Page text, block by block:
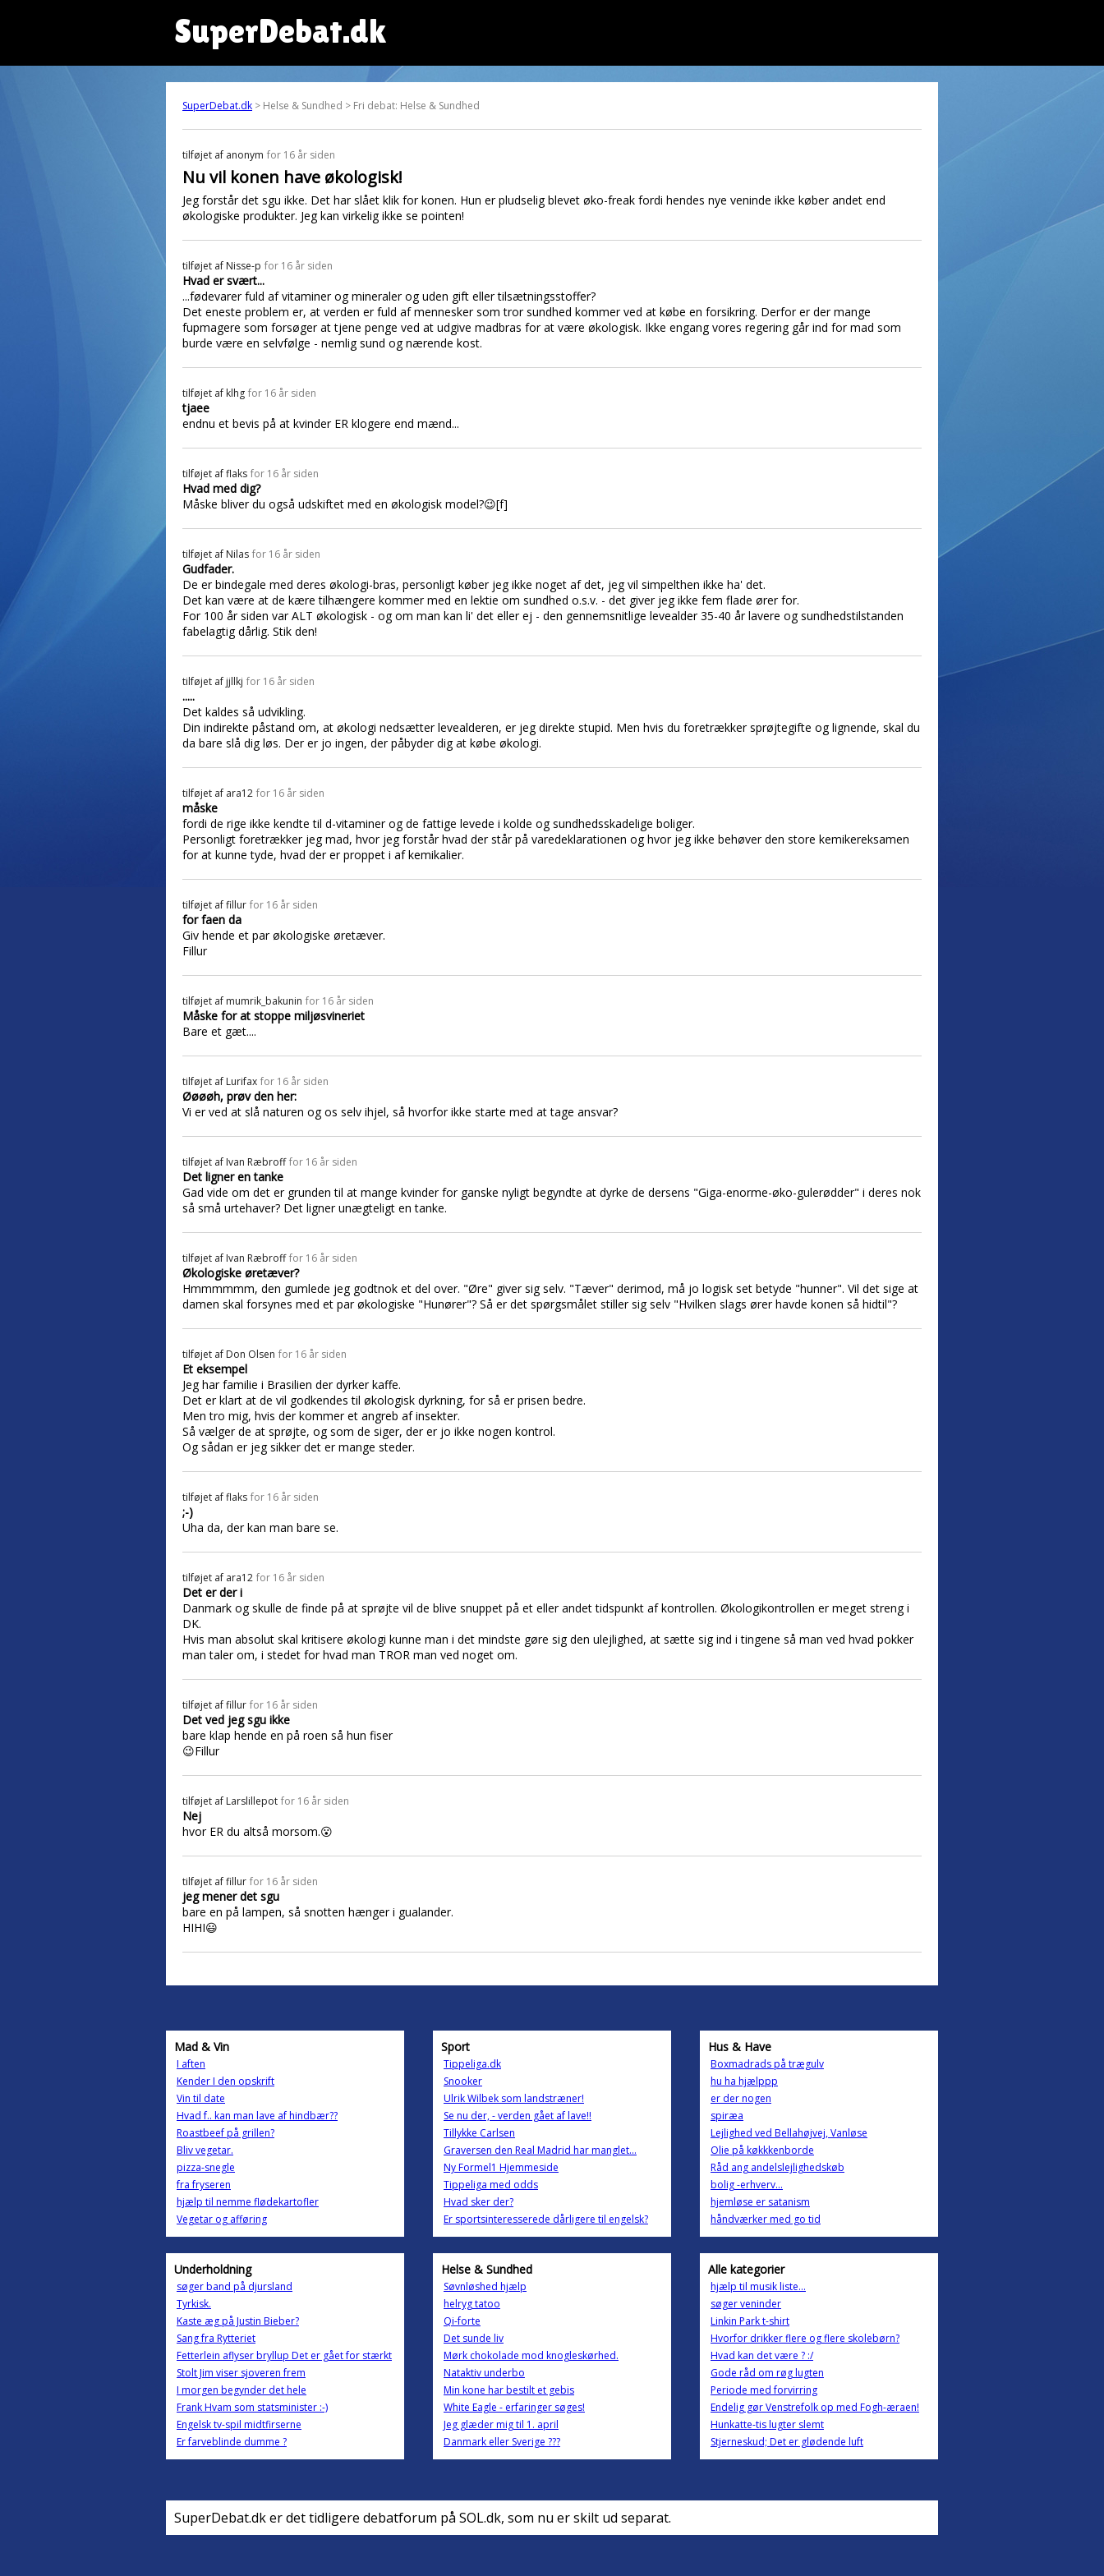
SuperDebat.dk
SuperDebat.dk > Helse & Sundhed > Fri debat: Helse & Sundhed
tilføjet af anonym for 16 år siden
Nu vil konen have økologisk!
Jeg forstår det sgu ikke. Det har slået klik for konen. Hun er pludselig blevet øko-freak fordi hendes nye veninde ikke køber andet end
økologiske produkter. Jeg kan virkelig ikke se pointen!
tilføjet af Nisse-p for 16 år siden
Hvad er svært...
...fødevarer fuld af vitaminer og mineraler og uden gift eller tilsætningsstoffer?
Det eneste problem er, at verden er fuld af mennesker som tror sundhed kommer ved at købe en forsikring. Derfor er der mange
fupmagere som forsøger at tjene penge ved at udgive madbras for at være økologisk. Ikke engang vores regering går ind for mad som
burde være en selvfølge - nemlig sund og nærende kost.
tilføjet af klhg for 16 år siden
tjaee
endnu et bevis på at kvinder ER klogere end mænd...
tilføjet afflaks for 16 år siden
Hvad med dig?
Måske bliver du også udskiftet med en økologisk model?😉[f]
tilføjet af Nilas for 16 år siden
Gudfader.
De er bindegale med deres økologi-bras, personligt køber jeg ikke noget af det, jeg vil simpelthen ikke ha' det.
Det kan være at de kære tilhængere kommer med en lektie om sundhed o.s.v. - det giver jeg ikke fem flade ører for.
For 100 år siden var ALT økologisk - og om man kan li' det eller ej - den gennemsnitlige levealder 35-40 år lavere og sundhedstilstanden
fabelagtig dårlig. Stik den!
tilføjet af jjllkj for 16 år siden
.....
Det kaldes så udvikling.
Din indirekte påstand om, at økologi nedsætter levealderen, er jeg direkte stupid. Men hvis du foretrækker sprøjtegifte og lignende, skal du
da bare slå dig løs. Der er jo ingen, der påbyder dig at købe økologi.
tilføjet af ara12 for 16 år siden
måske
fordi de rige ikke kendte til d-vitaminer og de fattige levede i kolde og sundhedsskadelige boliger.
Personligt foretrækker jeg mad, hvor jeg forstår hvad der står på varedeklarationen og hvor jeg ikke behøver den store kemikereksamen
for at kunne tyde, hvad der er proppet i af kemikalier.
tilføjet affillur for 16 år siden
for faen da
Giv hende et par økologiske øretæver.
Fillur
tilføjet af mumrik_bakunin for 16 år siden
Måske for at stoppe miljøsvineriet
Bare et gæt....
tilføjet af Lurifax for 16 år siden
Øøøøh, prøv den her:
Vi er ved at slå naturen og os selv ihjel, så hvorfor ikke starte med at tage ansvar?
tilføjet af Ivan Ræbroff for 16 år siden
Det ligner en tanke
Gad vide om det er grunden til at mange kvinder for ganske nyligt begyndte at dyrke de dersens "Giga-enorme-øko-gulerødder" i deres nok
så små urtehaver? Det ligner unægteligt en tanke.
tilføjet af Ivan Ræbroff for 16 år siden
Økologiske øretæver?
Hmmmmmm, den gumlede jeg godtnok et del over. "Øre" giver sig selv. "Tæver" derimod, må jo logisk set betyde "hunner". Vil det sige at
damen skal forsynes med et par økologiske "Hunører"? Så er det spørgsmålet stiller sig selv "Hvilken slags ører havde konen så hidtil"?
tilføjet af Don Olsen for 16 år siden
Et eksempel
Jeg har familie i Brasilien der dyrker kaffe.
Det er klart at de vil godkendes til økologisk dyrkning, for så er prisen bedre.
Men tro mig, hvis der kommer et angreb af insekter.
Så vælger de at sprøjte, og som de siger, der er jo ikke nogen kontrol.
Og sådan er jeg sikker det er mange steder.
tilføjet afflaks for 16 år siden
;-)
Uha da, der kan man bare se.
tilføjet af ara12 for 16 år siden
Det er der i
Danmark og skulle de finde på at sprøjte vil de blive snuppet på et eller andet tidspunkt af kontrollen. Økologikontrollen er meget streng i
DK.
Hvis man absolut skal kritisere økologi kunne man i det mindste gøre sig den ulejlighed, at sætte sig ind i tingene så man ved hvad pokker
man taler om, i stedet for hvad man TROR man ved noget om.
tilføjet affillur for 16 år siden
Det ved jeg sgu ikke
bare klap hende en på roen så hun fiser
😉Fillur
tilføjet af Larslillepot for 16 år siden
Nej
hvor ER du altså morsom.😮
tilføjet affillur for 16 år siden
jeg mener det sgu
bare en på lampen, så snotten hænger i gualander.
HIHI😃
Mad & Vin
I aften
Kender I den opskrift
Vin til date
Hvad f.. kan man lave af hindbær??
Roastbeef på grillen?
Bliv vegetar.
pizza-snegle
fra fryseren
hjælp til nemme flødekartofler
Vegetar og afføring
Sport
Tippeliga.dk
Snooker
Ulrik Wilbek som landstræner!
Se nu der, - verden gået af lave!!
Tillykke Carlsen
Graversen den Real Madrid har manglet...
Ny Formel1 Hjemmeside
Tippeliga med odds
Hvad sker der?
Er sportsinteresserede dårligere til engelsk?
Hus & Have
Boxmadrads på trægulv
hu ha hjælppp
er der nogen
spiræa
Lejlighed ved Bellahøjvej, Vanløse
Olie på køkkkenborde
Råd ang andelslejlighedskøb
bolig -erhverv...
hjemløse er satanism
håndværker med go tid
Underholdning
søger band på djursland
Tyrkisk.
Kaste æg på Justin Bieber?
Sang fra Rytteriet
Fetterlein aflyser bryllup Det er gået for stærkt
Stolt Jim viser sjoveren frem
I morgen begynder det hele
Frank Hvam som statsminister :-)
Engelsk tv-spil midtfirserne
Er farveblinde dumme ?
Helse & Sundhed
Søvnløshed hjælp
helryg tatoo
Qi-forte
Det sunde liv
Mørk chokolade mod knogleskørhed.
Nataktiv underbo
Min kone har bestilt et gebis
White Eagle - erfaringer søges!
Jeg glæder mig til 1. april
Danmark eller Sverige ???
Alle kategorier
hjælp til musik liste...
søger veninder
Linkin Park t-shirt
Hvorfor drikker flere og flere skolebørn?
Hvad kan det være ? :/
Gode råd om røg lugten
Periode med forvirring
Endelig gør Venstrefolk op med Fogh-æraen!
Hunkatte-tis lugter slemt
Stjerneskud; Det er glødende luft
SuperDebat.dk er det tidligere debatforum på SOL.dk, som nu er skilt ud separat.